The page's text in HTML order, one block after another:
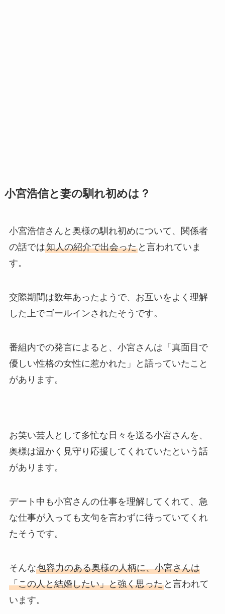
小宮浩信と妻の馴れ初めは？
小宮浩信さんと奥様の馴れ初めについて、関係者
の話では知人の紹介で出会ったと言われていま
す。
交際期間は数年あったようで、お互いをよく理解
した上でゴールインされたそうです。
番組内での発言によると、小宮さんは「真面目で
優しい性格の女性に惹かれた」と語っていたこと
があります。
お笑い芸人として多忙な日々を送る小宮さんを、
奥様は温かく見守り応援してくれていたという話
があります。
デート中も小宮さんの仕事を理解してくれて、急
な仕事が入っても文句を言わずに待っていてくれ
たそうです。
そんな包容力のある奥様の人柄に、小宮さんは
「この人と結婚したい」と強く思ったと言われて
います。